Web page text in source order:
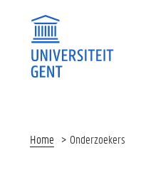
Home Onderzoekers